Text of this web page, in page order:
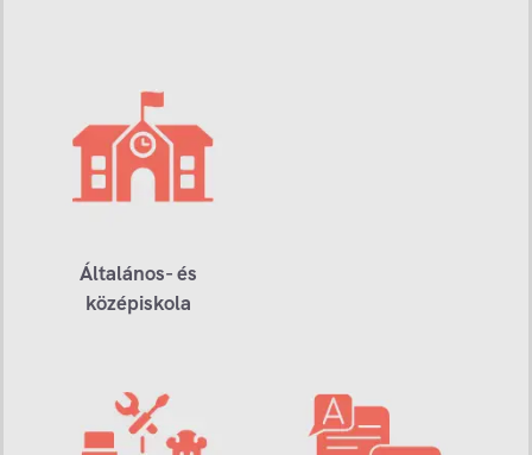
Általános- és
középiskola